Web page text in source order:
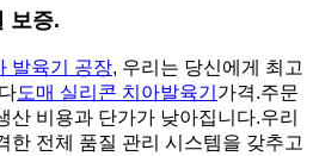
보증.
발육기 공장, 우리는 당신에게 최고
도매 실리콘 치아발육기 가격.주문
산 비용과 단가가 낮아집니다.우리
한 전체 품질 관리 시스템을 갖추고